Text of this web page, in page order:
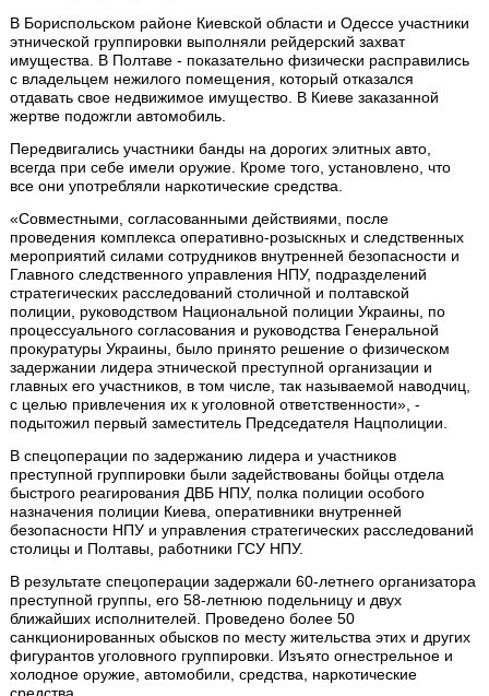
В Бориспольском районе Киевской области и Одессе участники
этнической группировки выполняли рейдерский захват
имущества. В Полтаве - показательно физически расправились
с владельцем нежилого помещения, который отказался
отдавать свое недвижимое имущество. В Киеве заказанной
жертве подожгли автомобиль.
Передвигались участники банды на дорогих элитных авто,
всегда при себе имели оружие. Кроме того, установлено, что
все они употребляли наркотические средства.
«Совместными, согласованными действиями, после
проведения комплекса оперативно-розыскных и следственных
мероприятий силами сотрудников внутренней безопасности и
Главного следственного управления НПУ, подразделений
стратегических расследований столичной и полтавской
полиции, руководством Национальной полиции Украины, по
процессуального согласования и руководства Генеральной
прокуратуры Украины, было принято решение о физическом
задержании лидера этнической преступной организации и
главных его участников, в том числе, так называемой наводчиц,
с целью привлечения их к уголовной ответственности», -
подытожил первый заместитель Председателя Нацполиции.
В спецоперации по задержанию лидера и участников
преступной группировки были задействованы бойцы отдела
быстрого реагирования ДВБ НПУ, полка полиции особого
назначения полиции Киева, оперативники внутренней
безопасности НПУ и управления стратегических расследований
столицы и Полтавы, работники ГСУ НПУ.
В результате спецоперации задержали 60-летнего организатора
преступной группы, его 58-летнюю подельницу и двух
ближайших исполнителей. Проведено более 50
санкционированных обысков по месту жительства этих и других
фигурантов уголовного группировки. Изъято огнестрельное и
холодное оружие, автомобили, средства, наркотические
средства.